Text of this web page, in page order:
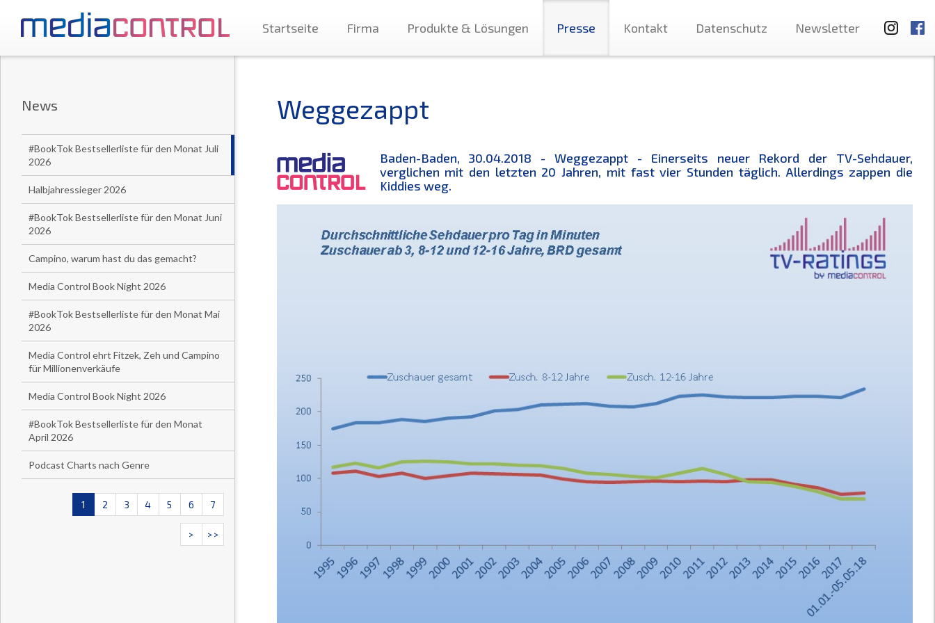
Startseite Firma Produkte & Lösungen Presse Kontakt Datenschutz Newsletter
News
#BookTok Bestsellerliste für den Monat Juli
2026
Halbjahressieger 2026
#BookTok Bestsellerliste für den Monat Juni
2026
Campino, warum hast du das gemacht?
Media Control Book Night 2026
#BookTok Bestsellerliste für den Monat Mai
2026
Media Control ehrt Fitzek, Zeh und Campino
für Millionenverkäufe
Media Control Book Night 2026
#BookTok Bestsellerliste für den Monat
April 2026
Podcast Charts nach Genre
1 2 3 4 5 6 7
> >>
Weggezappt
Baden-Baden, 30.04.2018 - Weggezappt - Einerseits neuer Rekord der TV-Sehdauer,
verglichen mit den letzten 20 Jahren, mit fast vier Stunden täglich. Allerdings zappen die
Kiddies weg.